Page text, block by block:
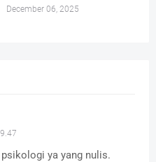
December 06, 2025
ya yang nulis.